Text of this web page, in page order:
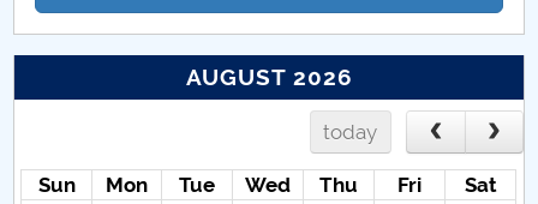
AUGUST 2026
today
Sun Mon Tue Wed Thu Fri
Sat